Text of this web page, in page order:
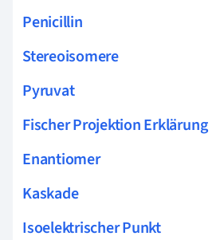
Penicillin
Stereoisomere
Pyruvat
Fischer Projektion Erklärung
Enantiomer
Kaskade
Isoelektrischer Punkt